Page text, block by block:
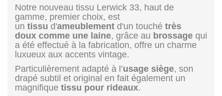
Notre nouveau tissu Lerwick 33, haut de
gamme, premier choix, est
un tissu d'ameublement d'un touché très
doux comme une laine, grâce au brossage qui
a été effectué à la fabrication, offre un charme
luxueux aux accents vintage.
Particulièrement adapté à l’usage siège, son
drapé subtil et original en fait également un
magnifique tissu pour rideaux.